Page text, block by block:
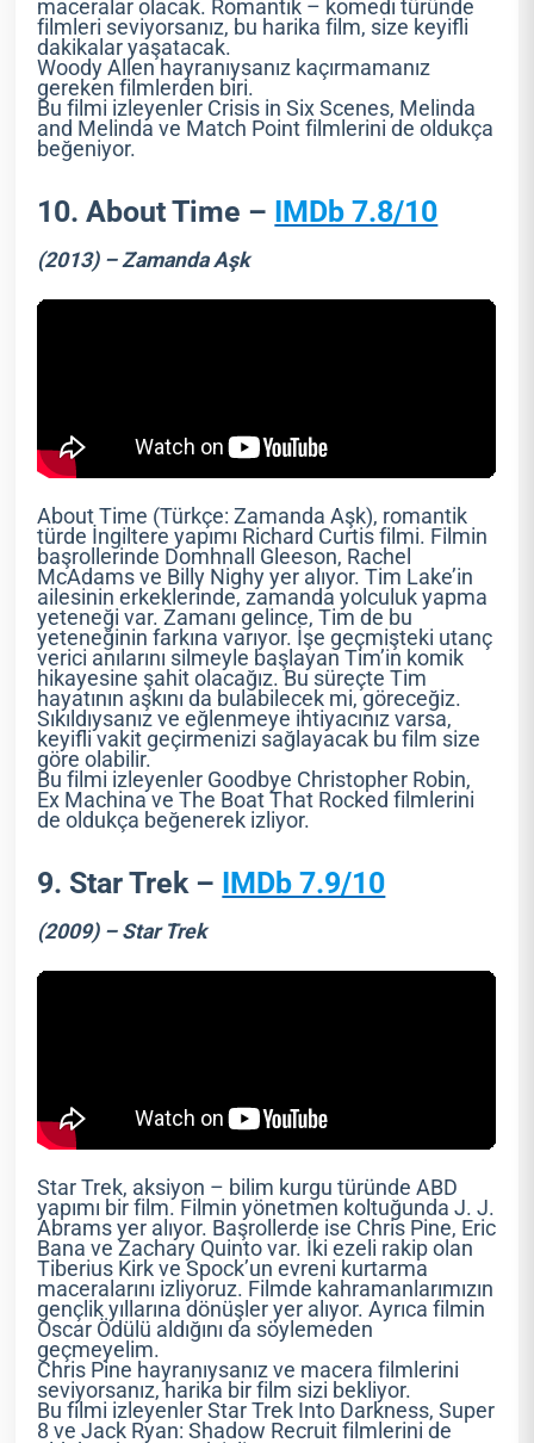
maceralar olacak. Romantik – komedi türünde
filmleri seviyorsanız, bu harika film, size keyifli
dakikalar yaşatacak.
Woody Allen hayranıysanız kaçırmamanız
gereken filmlerden biri.
Bu filmi izleyenler Crisis in Six Scenes, Melinda
and Melinda ve Match Point filmlerini de oldukça
beğeniyor.
10. About Time – IMDb 7.8/10
(2013) – Zamanda Aşk
About Time (Türkçe: Zamanda Aşk), romantik
türde İngiltere yapımı Richard Curtis filmi. Filmin
başrollerinde Domhnall Gleeson, Rachel
McAdams ve Billy Nighy yer alıyor. Tim Lake’in
ailesinin erkeklerinde, zamanda yolculuk yapma
yeteneği var. Zamanı gelince, Tim de bu
yeteneğinin farkına varıyor. İşe geçmişteki utanç
verici anılarını silmeyle başlayan Tim’in komik
hikayesine şahit olacağız. Bu süreçte Tim
hayatının aşkını da bulabilecek mi, göreceğiz.
Sıkıldıysanız ve eğlenmeye ihtiyacınız varsa,
keyifli vakit geçirmenizi sağlayacak bu film size
göre olabilir.
Bu filmi izleyenler Goodbye Christopher Robin,
Ex Machina ve The Boat That Rocked filmlerini
de oldukça beğenerek izliyor.
9. Star Trek – IMDb 7.9/10
(2009) – Star Trek
Star Trek, aksiyon – bilim kurgu türünde ABD
yapımı bir film. Filmin yönetmen koltuğunda J. J.
Abrams yer alıyor. Başrollerde ise Chris Pine, Eric
Bana ve Zachary Quinto var. İki ezeli rakip olan
Tiberius Kirk ve Spock’un evreni kurtarma
maceralarını izliyoruz. Filmde kahramanlarımızın
gençlik yıllarına dönüşler yer alıyor. Ayrıca filmin
Oscar Ödülü aldığını da söylemeden
geçmeyelim.
Chris Pine hayranıysanız ve macera filmlerini
seviyorsanız, harika bir film sizi bekliyor.
Bu filmi izleyenler Star Trek Into Darkness, Super
8 ve Jack Ryan: Shadow Recruit filmlerini de